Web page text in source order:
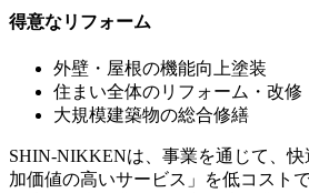
得意なリフォーム
外壁・屋根の機能向上塗装
住まい全体のリフォーム・改修
大規模建築物の総合修繕
SHIN-NIKKENは、事業を通じて、
加価値の高いサービス」を低コスト